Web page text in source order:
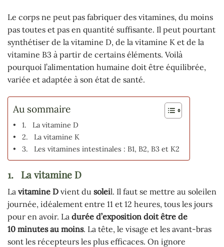
Le corps ne peut pas fabriquer des vitamines, du moins
pas toutes et pas en quantité suffisante. Il peut pourtant
synthétiser de la vitamine D, de la vitamine K et de la
vitamine B3 à partir de certains éléments. Voilà
pourquoi l’alimentation humaine doit être équilibrée,
variée et adaptée à son état de santé.
Au sommaire
1. La vitamine D
2. La vitamine K
3. Les vitamines intestinales : B1, B2, B3 et K2
1. La vitamine D
La vitamine D vient du soleil. Il faut se mettre au soleilen
journée, idéalement entre 11 et 12 heures, tous les jours
pour en avoir. La durée d’exposition doit être de
10 minutes au moins. La tête, le visage et les avant-bras
sont les récepteurs les plus efficaces. On ignore